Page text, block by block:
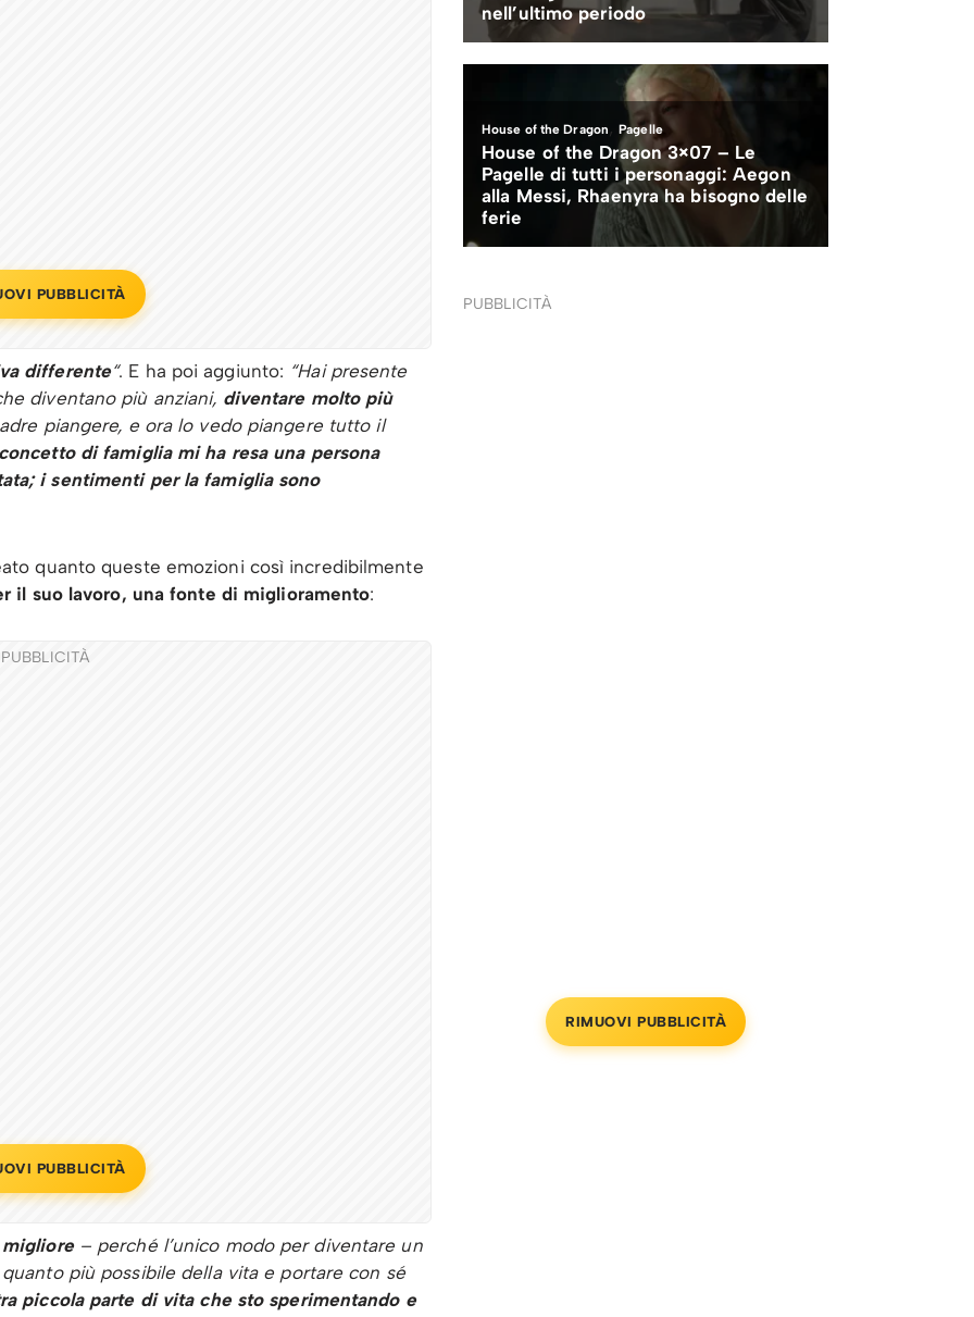
PUBBLICITÀ
differente“. E ha poi aggiunto: “Hai presente
diventano più anziani, diventare molto più
piangere, e ora lo vedo piangere tutto il
di famiglia mi ha resa una persona
i sentimenti per la famiglia sono
quanto queste emozioni così incredibilmente
il suo lavoro, una fonte di miglioramento:
PUBBLICITÀ
PUBBLICITÀ
migliore– perché l’unico modo per diventare un
più possibile della vita e portare con sé
piccola parte di vita che sto sperimentando e
PUBBLICITÀ
RIMUOVI PUBBLICITÀ